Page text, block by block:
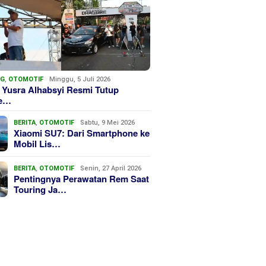
, OTOMOTIF Minggu, 5 Juli 2026
Alhabsyi Resmi Tutup
BERITA, OTOMOTIF Sabtu, 9 Mei 2026
Xiaomi SU7: Dari Smartphone ke
Mobil Lis…
BERITA, OTOMOTIF Senin, 27 April 2026
Pentingnya Perawatan Rem Saat
Touring Ja…